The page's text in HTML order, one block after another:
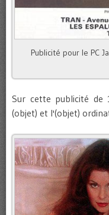
Publicité pour le PC
Sur cette publicité
(objet) et l'(objet)